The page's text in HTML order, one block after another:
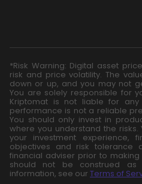
*Risk Warning: Digital asset
risk and price volatility. The
down or up, and you may not
You are solely responsible for
Kriptomat is not liable for
performance is not a reliable
You should only invest in
where you understand the
your investment experience,
objectives and risk tolerance
financial adviser prior to
should not be construed as
information, see our Terms of